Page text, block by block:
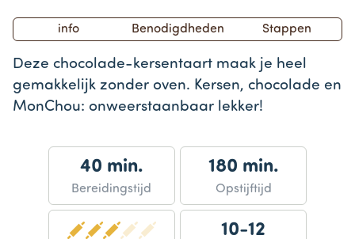
info Benodigdheden Stappen
Deze chocolade-kersentaart maak je heel
gemakkelijk zonder oven. Kersen, chocolade en
MonChou: onweerstaanbaar lekker!
40 min.
Bereidingstijd
180 min.
Opstijftijd
10-12